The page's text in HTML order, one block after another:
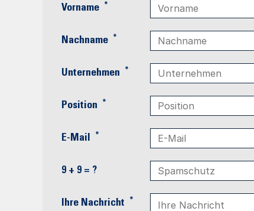
Vorname *
Nachname *
Unternehmen *
Position *
E-Mail *
9 + 9 = ?
Ihre Nachricht *